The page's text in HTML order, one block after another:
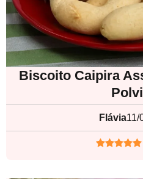
Biscoito Caipira
Flávia11/